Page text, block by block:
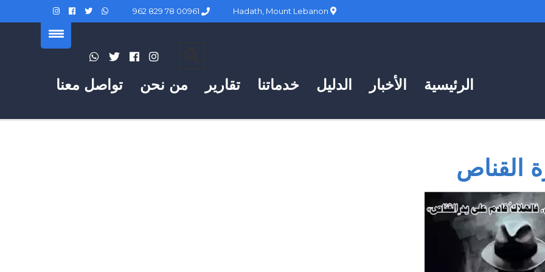
تواصل معنا من نحن تقارير خدماتنا الدليل الأخبار الرئيسية
القناص